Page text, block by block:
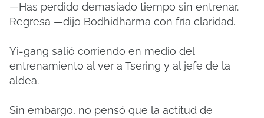
—Has perdido demasiado tiempo sin entrenar.
Regresa —dijo Bodhidharma con fría claridad.
Yi-gang salió corriendo en medio del
entrenamiento al ver a Tsering y al jefe de la
aldea.
Sin embargo, no pensó que la actitud de